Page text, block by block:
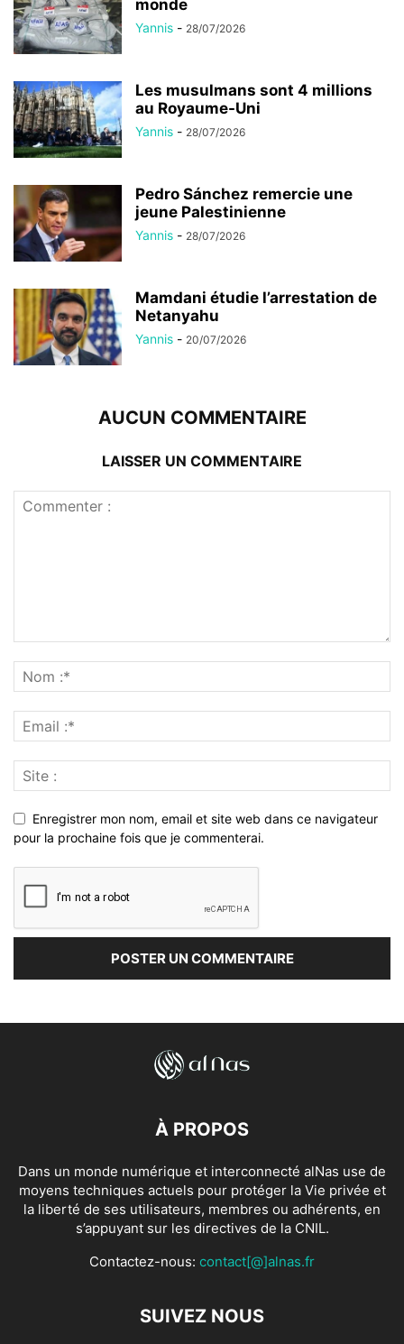
monde
Yannis - 28/07/2026
Les musulmans sont 4 millions
au Royaume-Uni
Yannis - 28/07/2026
Pedro Sánchez remercie une
jeune Palestinienne
Yannis - 28/07/2026
Mamdani étudie l’arrestation de
Netanyahu
Yannis - 20/07/2026
AUCUN COMMENTAIRE
LAISSER UN COMMENTAIRE
Enregistrer mon nom, email et site web dans ce navigateur
pour la prochaine fois que je commenterai.
À PROPOS
Dans un monde numérique et interconnecté alNas use de
moyens techniques actuels pour protéger la Vie privée et
la liberté de ses utilisateurs, membres ou adhérents, en
s’appuyant sur les directives de la CNIL.
Contactez-nous: contact[@]alnas.fr
SUIVEZ NOUS